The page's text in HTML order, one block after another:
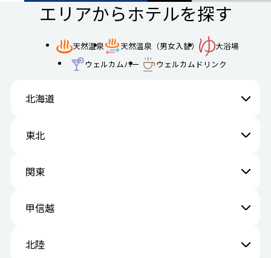
エリアからホテルを探す
天然温泉 天然温泉（男女入替）
大浴場
ウェルカムバー
ウェルカムドリンク
北海道
東北
関東
甲信越
北陸